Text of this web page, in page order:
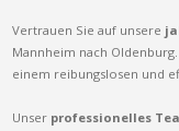
Vertrauen Sie auf unsere
Mannheim nach
einem reibungslosen und
Unser professionelles